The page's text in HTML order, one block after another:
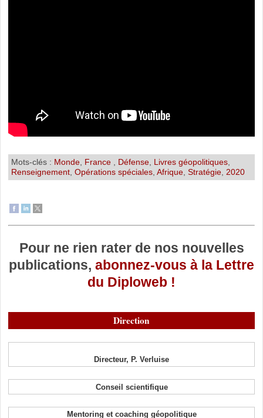
Mots-clés : Monde, France Défense, Livres géopolitiques,
Renseignement, Opérations spéciales, Afrique, Stratégie, 2020
Pour ne rien rater de nos nouvelles
publications, abonnez-vous à la Lettre
du Diploweb !
Direction
Directeur, P. Verluise
Conseil scientifique
Mentoring et coaching géopolitique